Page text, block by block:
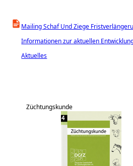
Mailing Schaf Und Ziege
Informationen zur aktuellen
Aktuelles
Züchtungskunde